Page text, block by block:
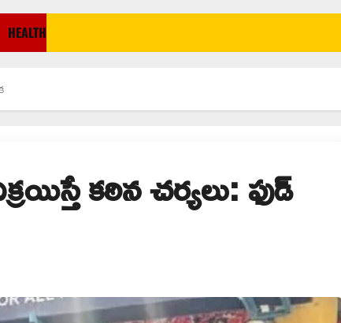
HEALTH
కఠిన చర్యలు: ఫుడ్